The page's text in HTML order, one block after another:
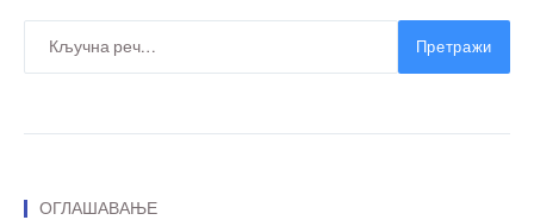
Претражи
ОГЛАШАВАЊЕ